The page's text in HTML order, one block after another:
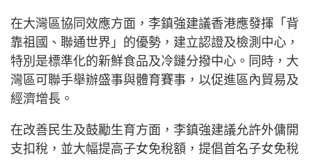
在大灣區協同效應方面，李鎮強建議香港應發揮「背
靠祖國、聯通世界」的優勢，建立認證及檢測中心，
特別是標準化的新鮮食品及冷鏈分撥中心。同時，大
灣區可聯手舉辦盛事與體育賽事，以促進區內貿易及
經濟增長。
在改善民生及鼓勵生育方面，李鎮強建議允許外傭開
支扣稅，並大幅提高子女免稅額，提倡首名子女免稅